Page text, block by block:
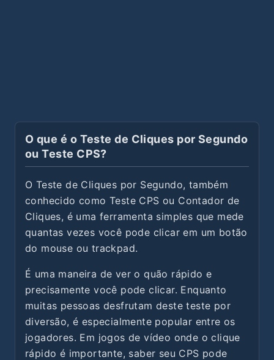
O que é o Teste de Cliques por Segundo
ou Teste CPS?
O Teste de Cliques por Segundo, também
conhecido como Teste CPS ou Contador de
Cliques, é uma ferramenta simples que mede
quantas vezes você pode clicar em um botão
do mouse ou trackpad.
É uma maneira de ver o quão rápido e
precisamente você pode clicar. Enquanto
muitas pessoas desfrutam deste teste por
diversão, é especialmente popular entre os
jogadores. Em jogos de vídeo onde o clique
rápido é importante, saber seu CPS pode